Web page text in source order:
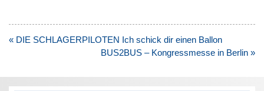
Beitragsnavigation
« DIE SCHLAGERPILOTEN Ich schick dir einen Ballon
BUS2BUS – Kongressmesse in Berlin »